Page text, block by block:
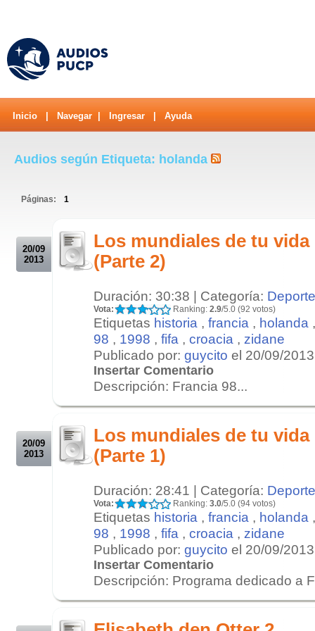
Inicio Navegar Ingresar Ayuda
Audios según Etiqueta: holanda
Páginas: 1
20/09
2013
Los mundiales de tu vida
(Parte 2)
Duración: 30:38 | Categoría:
Vota: Ranking: 2.9/5.0 (92 votos)
Etiquetas historia , francia , holanda
98 , 1998 , fifa , croacia , zidane
Publicado por: guycito el 20/09/2013
Insertar Comentario
Descripción: Francia 98...
20/09
2013
Los mundiales de tu vida
(Parte 1)
Duración: 28:41 | Categoría:
Vota: Ranking: 3.0/5.0 (94 votos)
Etiquetas historia , francia , holanda
98 , 1998 , fifa , croacia , zidane
Publicado por: guycito el 20/09/2013
Insertar Comentario
Descripción: Programa dedicado a